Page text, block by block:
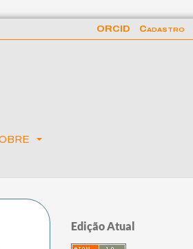
ORCID Cadastro
Edição Atual